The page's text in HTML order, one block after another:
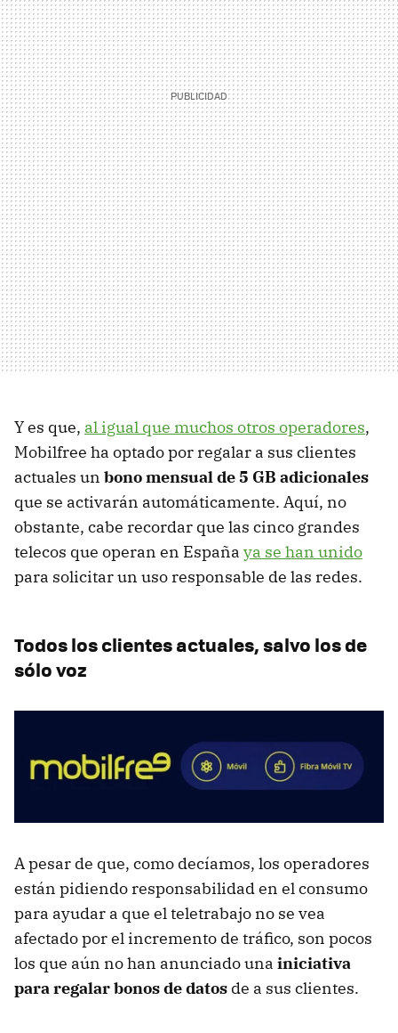
Y es que, al igual que muchos otros operadores,
Mobilfree ha optado por regalar a sus clientes
actuales un bono mensual de 5 GB adicionales
que se activarán automáticamente. Aquí, no
obstante, cabe recordar que las cinco grandes
telecos que operan en España ya se han unido
para solicitar un uso responsable de las redes.
Todos los clientes actuales, salvo los de
sólo voz
A pesar de que, como decíamos, los operadores
están pidiendo responsabilidad en el consumo
para ayudar a que el teletrabajo no se vea
afectado por el incremento de tráfico, son pocos
los que aún no han anunciado una iniciativa
para regalar bonos de datos de a sus clientes.